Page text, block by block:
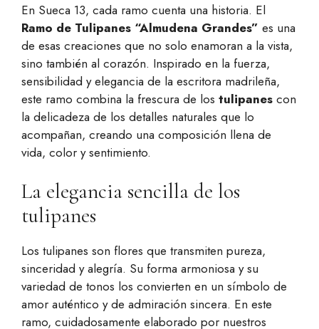
En Sueca 13, cada ramo cuenta una historia. El
Ramo de Tulipanes “Almudena Grandes” es una
de esas creaciones que no solo enamoran a la vista,
sino también al corazón. Inspirado en la fuerza,
sensibilidad y elegancia de la escritora madrileña,
este ramo combina la frescura de los tulipanes con
la delicadeza de los detalles naturales que lo
acompañan, creando una composición llena de
vida, color y sentimiento.
La elegancia sencilla de los
tulipanes
Los tulipanes son flores que transmiten pureza,
sinceridad y alegría. Su forma armoniosa y su
variedad de tonos los convierten en un símbolo de
amor auténtico y de admiración sincera. En este
ramo, cuidadosamente elaborado por nuestros